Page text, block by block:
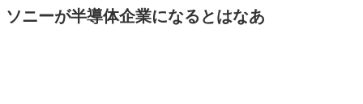
ソニーが半導体企業になるとはなあ